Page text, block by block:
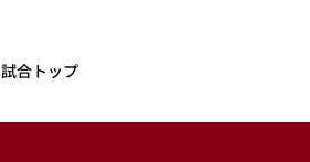
試合トップ